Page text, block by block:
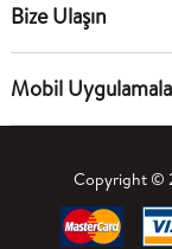
Bize Ulaşın
Mobil
Copyright ©